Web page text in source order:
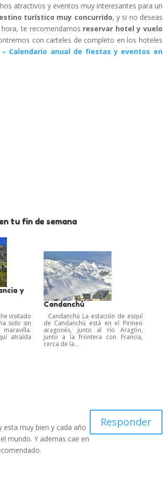
atractivos y eventos muy interesantes para un
turístico muy concurrido, y si no deseas
te recomendamos reservar hotel y vuelo
con carteles de completo en los hoteles
– Calendario anual de fiestas y eventos en
tu fin de semana
y
visitado
sido sin
atraída
Candanchú
Candanchú La estación de esquí
de Candanchú está en el Pirineo
aragonés, junto al río Aragón,
junto a la frontera con Francia,
cerca de la...
esta muy bien y cada año
mundo. Y ademas cae en
Responder